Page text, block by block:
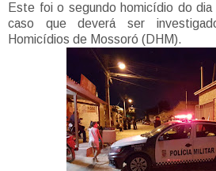
Este foi o segundo homicídio do
caso que deverá ser
Homicídios de Mossoró (DHM).